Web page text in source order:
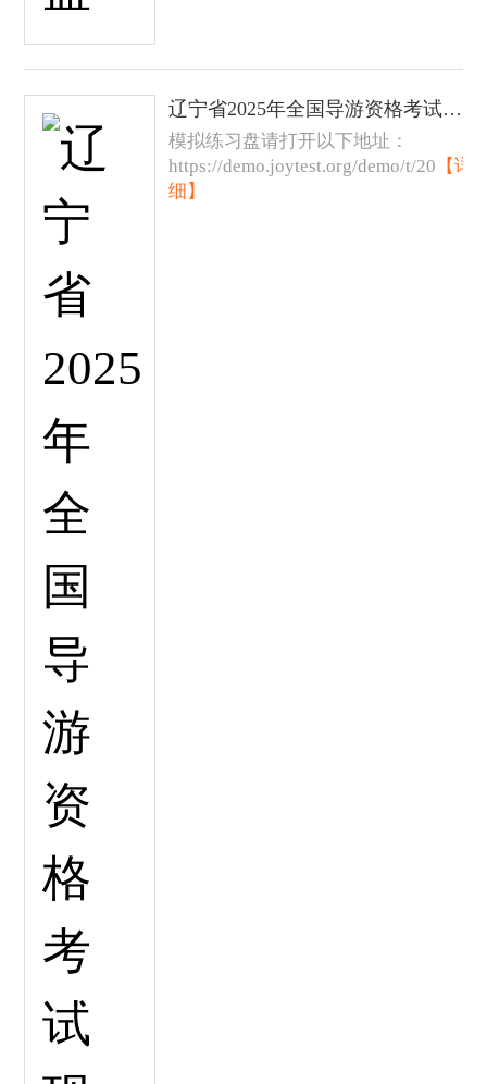
辽宁省2025年全国导游资格考试现场考试模拟练习盘
模拟练习盘请打开以下地址：
https://demo.joytest.org/demo/t/20 【详
细】